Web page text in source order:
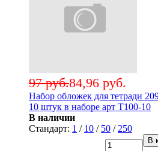
84,96 руб.
97 руб.
Набор обложек для тетради
10 штук в наборе арт Т100-10
В наличии
Стандарт: 1 / 10 / 50 / 250
В